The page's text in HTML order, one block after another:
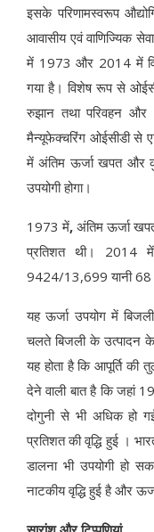
इसके परिणामस्वरूप
आवासीय एवं वाणिज्यिक
में 1973 और 2014 में
गया है। विशेष रूप से
रुझान तथा परिवहन
मैन्यूफेक्चरिंग ओईसीडी से
में अंतिम ऊर्जा खपत और
उपयोगी होगा।
1973 में,अंतिम ऊर्जा
प्रतिशत थी। 2014 में
9424/13,699 यानी 68
यह ऊर्जा उपयोग में
चलते बिजली के उत्पादन के
यह होता है कि आपूर्ति की
देने वाली बात है कि जहां
दोगुनी से भी अधिक हो
प्रतिशत की वृद्धि हुई ।
डालना भी उपयोगी हो
नाटकीय वृद्धि हुई है और